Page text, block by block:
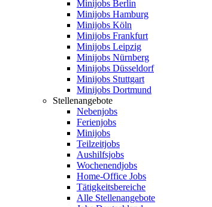
Minijobs Berlin
Minijobs Hamburg
Minijobs Köln
Minijobs Frankfurt
Minijobs Leipzig
Minijobs Nürnberg
Minijobs Düsseldorf
Minijobs Stuttgart
Minijobs Dortmund
Stellenangebote
Nebenjobs
Ferienjobs
Minijobs
Teilzeitjobs
Aushilfsjobs
Wochenendjobs
Home-Office Jobs
Tätigkeitsbereiche
Alle Stellenangebote